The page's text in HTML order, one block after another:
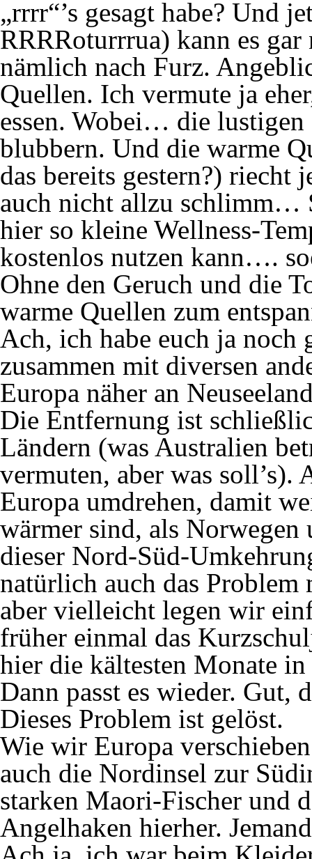
„rrrr“’s gesagt habe? Und
RRRRoturrrua) kann es
nämlich nach Furz.
Quellen. Ich vermute ja
essen. Wobei… die
blubbern. Und die warme
das bereits gestern?) riecht
auch nicht allzu schlimm…
hier so kleine Wellness-
kostenlos nutzen kann….
Ohne den Geruch und die
warme Quellen zum
Ach, ich habe euch ja noch
zusammen mit diversen
Europa näher an
Die Entfernung ist
Ländern (was Australien
vermuten, aber was
Europa umdrehen, damit
wärmer sind, als
dieser Nord-Süd-
natürlich auch das
aber vielleicht legen wir
früher einmal das
hier die kältesten Monate
Dann passt es wieder. Gut,
Dieses Problem ist gelöst.
Wie wir Europa
auch die Nordinsel zur
starken Maori-Fischer und
Angelhaken hierher.